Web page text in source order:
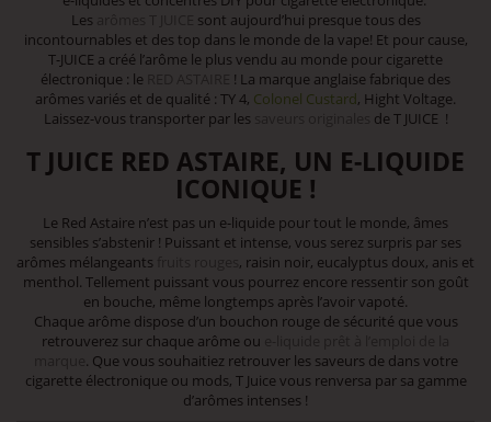
Les
sont aujourd’hui presque tous des
incontournables et des top dans le monde de la vape! Et pour cause,
T-JUICE a créé l’arôme le plus vendu au monde pour cigarette
électronique : le
! La marque anglaise fabrique des
arômes variés et de qualité : TY 4, Colonel Custard, Hight Voltage.
Laissez-vous transporter par les
de T JUICE !
T JUICE RED ASTAIRE, UN E-LIQUIDE
ICONIQUE !
Le Red Astaire n’est pas un e-liquide pour tout le monde, âmes
sensibles s’abstenir ! Puissant et intense, vous serez surpris par ses
arômes mélangeants
, raisin noir, eucalyptus doux, anis et
menthol. Tellement puissant vous pourrez encore ressentir son goût
en bouche, même longtemps après l’avoir vapoté.
Chaque arôme dispose d’un bouchon rouge de sécurité que vous
retrouverez sur chaque arôme ou
. Que vous souhaitiez retrouver les saveurs de dans votre
cigarette électronique ou mods, T Juice vous renversa par sa gamme
d’arômes intenses !